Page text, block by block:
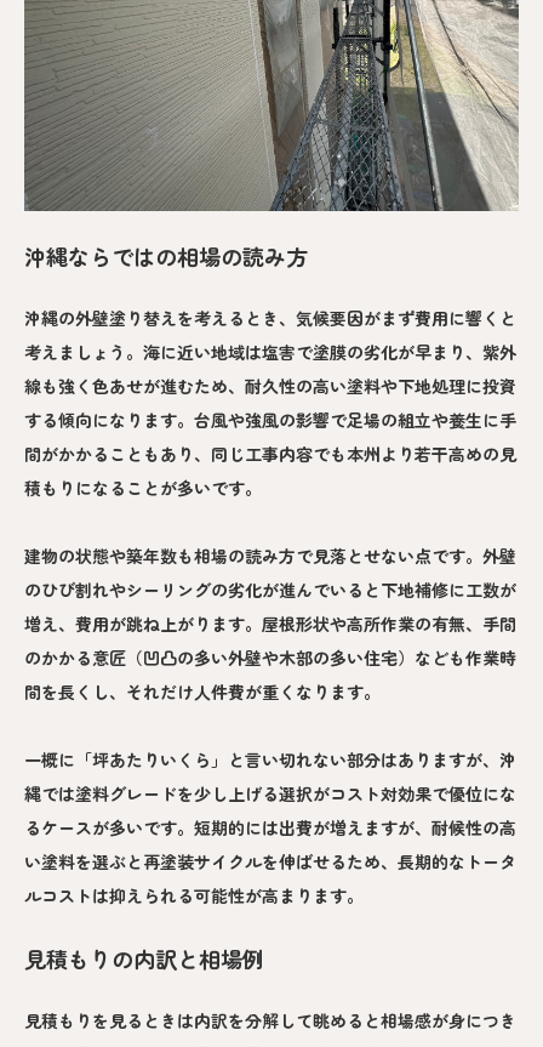
沖縄ならではの相場の読み方
沖縄の外壁塗り替えを考えるとき、気候要因がまず費用に響くと
考えましょう。海に近い地域は塩害で塗膜の劣化が早まり、紫外
線も強く色あせが進むため、耐久性の高い塗料や下地処理に投資
する傾向になります。台風や強風の影響で足場の組立や養生に手
間がかかることもあり、同じ工事内容でも本州より若干高めの見
積もりになることが多いです。
建物の状態や築年数も相場の読み方で見落とせない点です。外壁
のひび割れやシーリングの劣化が進んでいると下地補修に工数が
増え、費用が跳ね上がります。屋根形状や高所作業の有無、手間
のかかる意匠（凹凸の多い外壁や木部の多い住宅）なども作業時
間を長くし、それだけ人件費が重くなります。
一概に「坪あたりいくら」と言い切れない部分はありますが、沖
縄では塗料グレードを少し上げる選択がコスト対効果で優位にな
るケースが多いです。短期的には出費が増えますが、耐候性の高
い塗料を選ぶと再塗装サイクルを伸ばせるため、長期的なトータ
ルコストは抑えられる可能性が高まります。
見積もりの内訳と相場例
見積もりを見るときは内訳を分解して眺めると相場感が身につき